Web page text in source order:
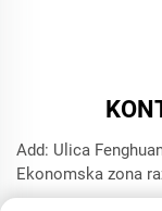
Add: Ulica
Ekonomska zona